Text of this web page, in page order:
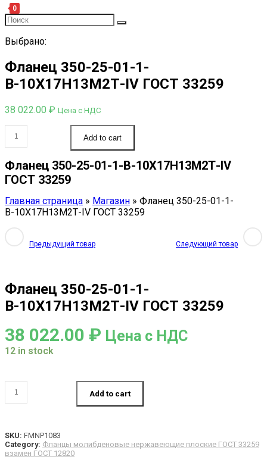
0
Выбрано:
Фланец 350-25-01-1-
В-10Х17Н13М2Т-IV ГОСТ 33259
38 022.00 ₽ Цена с НДС
350-
01-
1-
В-10Х17Н13М2Т-
IV
ГОСТ
Add to cart
Фланец 350-25-01-1-В-10Х17Н13М2Т-IV
ГОСТ 33259
Главная страница » Магазин » Фланец 350-25-01-1-
В-10Х17Н13М2Т-IV ГОСТ 33259
Предыдущий товар Следующий товар
Фланец 350-25-01-1-
В-10Х17Н13М2Т-IV ГОСТ 33259
38 022.00 ₽ Цена с НДС
12 in stock
350-
1-
В-10Х17Н13М2Т-
IV
Add to cart
SKU: FMNP1083
Category: Фланцы молибденовые нержавеющие плоские ГОСТ 33259
взамен ГОСТ 12820